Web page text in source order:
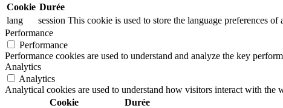
Cookie Durée
lang
session This cookie is used to store the language preferences
Performance
Performance
Performance cookies are used to understand and analyze the key
Analytics
Analytics
Analytical cookies are used to understand how visitors interact with
Cookie
Durée